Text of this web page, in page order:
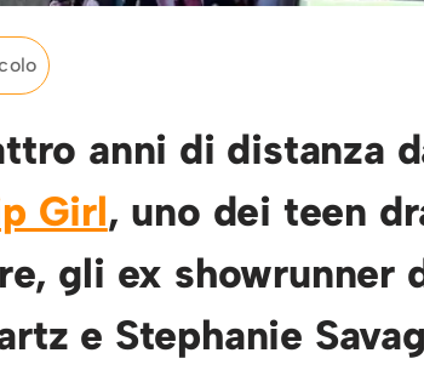
anni di distanza
Girl, uno dei teen
gli ex showrunner
e Stephanie